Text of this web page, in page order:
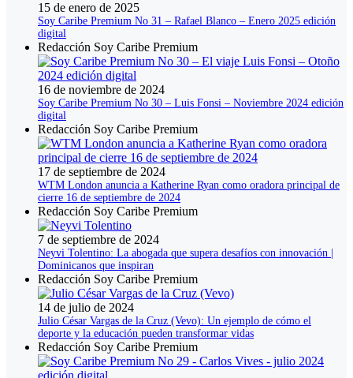
15 de enero de 2025
Soy Caribe Premium No 31 – Rafael Blanco – Enero 2025 edición
digital
Redacción Soy Caribe Premium
16 de noviembre de 2024
Soy Caribe Premium No 30 – Luis Fonsi – Noviembre 2024 edición
digital
Redacción Soy Caribe Premium
17 de septiembre de 2024
WTM London anuncia a Katherine Ryan como oradora principal de
cierre 16 de septiembre de 2024
Redacción Soy Caribe Premium
7 de septiembre de 2024
Neyvi Tolentino: La abogada que supera desafíos con innovación |
Dominicanos que inspiran
Redacción Soy Caribe Premium
14 de julio de 2024
Julio César Vargas de la Cruz (Vevo): Un ejemplo de cómo el
deporte y la educación pueden transformar vidas
Redacción Soy Caribe Premium